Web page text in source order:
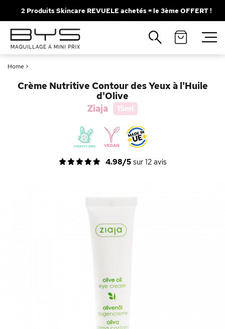
2 Produits Skincare REVUELE achetés = le 3ème OFFERT !
Home >
Crème Nutritive Contour des Yeux à l'Huile
d'Olive
Ziaja
15ml
4.98/5sur 12avis
Fermer
Recherches populaires